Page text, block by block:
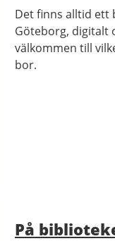
Det finns alltid ett
Göteborg, digitalt
välkommen till
bor.
På